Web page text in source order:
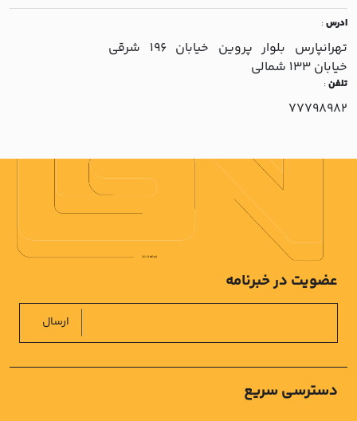
ادرس:
تهرانپارس بلوار پروين خيابان 196 شرقي
خيابان 133 شمالي
تلفن:
77798982
دسترسی سریع
عضویت در خبرنامه
ارسال